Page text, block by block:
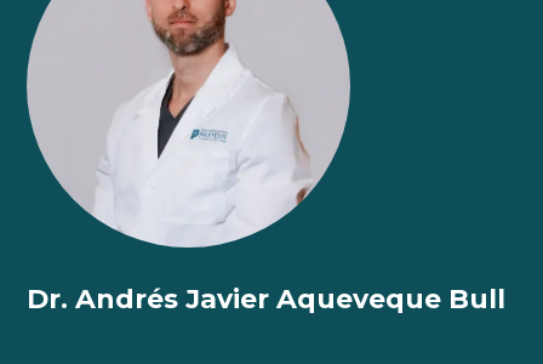
Dr. Andrés Javier Aqueveque Bull